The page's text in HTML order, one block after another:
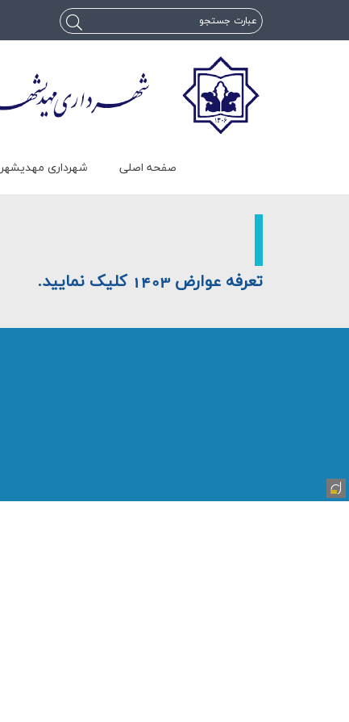
صفحه اصلی شهرداری مهدیشهر
تعرفه عوارض 1403 کلیک نمایید.